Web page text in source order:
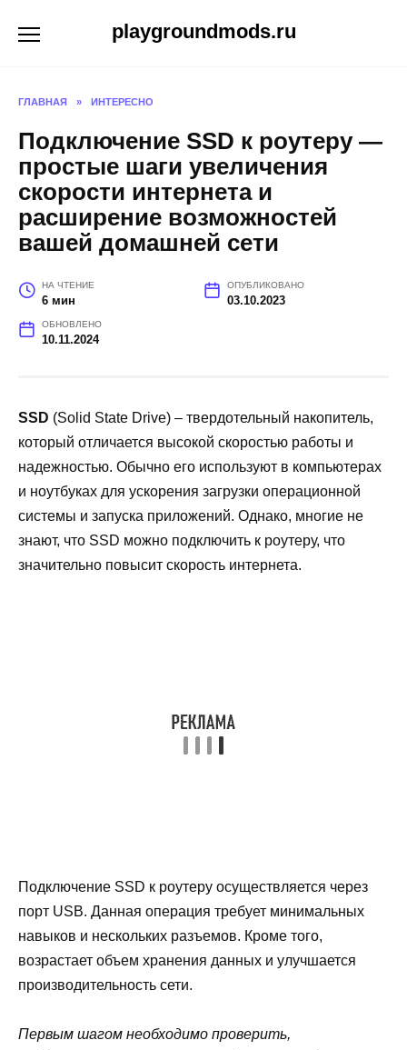
playgroundmods.ru
ГЛАВНАЯ » ИНТЕРЕСНО
Подключение SSD к роутеру —
простые шаги увеличения
скорости интернета и
расширение возможностей
вашей домашней сети
НА ЧТЕНИЕ
6 мин
ОПУБЛИКОВАНО
03.10.2023
ОБНОВЛЕНО
10.11.2024
SSD (Solid State Drive) – твердотельный накопитель,
который отличается высокой скоростью работы и
надежностью. Обычно его используют в компьютерах
и ноутбуках для ускорения загрузки операционной
системы и запуска приложений. Однако, многие не
знают, что SSD можно подключить к роутеру, что
значительно повысит скорость интернета.
Подключение SSD к роутеру осуществляется через
порт USB. Данная операция требует минимальных
навыков и нескольких разъемов. Кроме того,
возрастает объем хранения данных и улучшается
производительность сети.
Первым шагом необходимо проверить,